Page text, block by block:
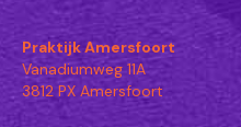
Praktijk Amersfoort
Vanadiumweg 11A
3812 PX Amersfoort